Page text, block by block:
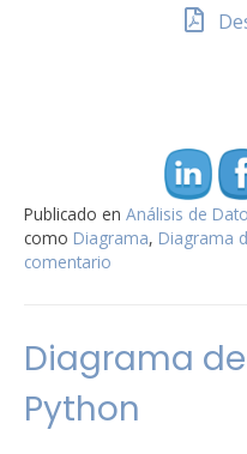
Publicado en Análisis de
como Diagrama, Diagrama
comentario
con
Diagrama
Python